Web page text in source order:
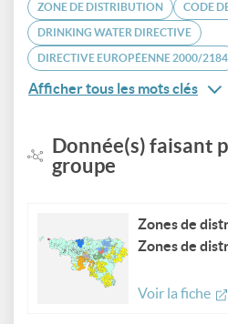
ZONE DE DISTRIBUTION CODE
DRINKING WATER DIRECTIVE
DIRECTIVE EUROPÉENNE 2000/2184
Afficher tous les mots clés
Donnée(s) faisant
groupe
Zones de
Zones de
Voir la fiche